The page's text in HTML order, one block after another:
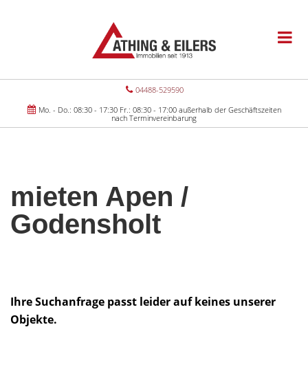
04488-529590
Mo. - Do.: 08:30 - 17:30 Fr.: 08:30 - 17:00 außerhalb der Geschäftszeiten
nach Terminvereinbarung
mieten Apen /
Godensholt
Ihre Suchanfrage passt leider auf keines unserer
Objekte.